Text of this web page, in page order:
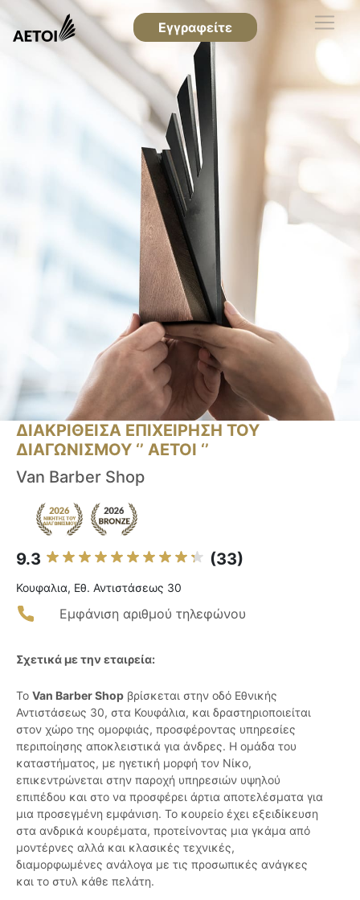
Εγγραφείτε
ΔΙΑΚΡΙΘΕΙΣΑ ΕΠΙΧΕΙΡΗΣΗ ΤΟΥ
ΔΙΑΓΩΝΙΣΜΟΥ ‘’ ΑΕΤΟΙ ‘’
Van Barber Shop
9.3 (33)
Κουφαλια, Εθ. Αντιστάσεως 30
Εμφάνιση αριθμού τηλεφώνου
Σχετικά με την εταιρεία:
Το Van Barber Shop βρίσκεται στην οδό Εθνικής
Αντιστάσεως 30, στα Κουφάλια, και δραστηριοποιείται
στον χώρο της ομορφιάς, προσφέροντας υπηρεσίες
περιποίησης αποκλειστικά για άνδρες. Η ομάδα του
καταστήματος, με ηγετική μορφή τον Νίκο,
επικεντρώνεται στην παροχή υπηρεσιών υψηλού
επιπέδου και στο να προσφέρει άρτια αποτελέσματα για
μια προσεγμένη εμφάνιση. Το κουρείο έχει εξειδίκευση
στα ανδρικά κουρέματα, προτείνοντας μια γκάμα από
μοντέρνες αλλά και κλασικές τεχνικές,
διαμορφωμένες ανάλογα με τις προσωπικές ανάγκες
και το στυλ κάθε πελάτη.